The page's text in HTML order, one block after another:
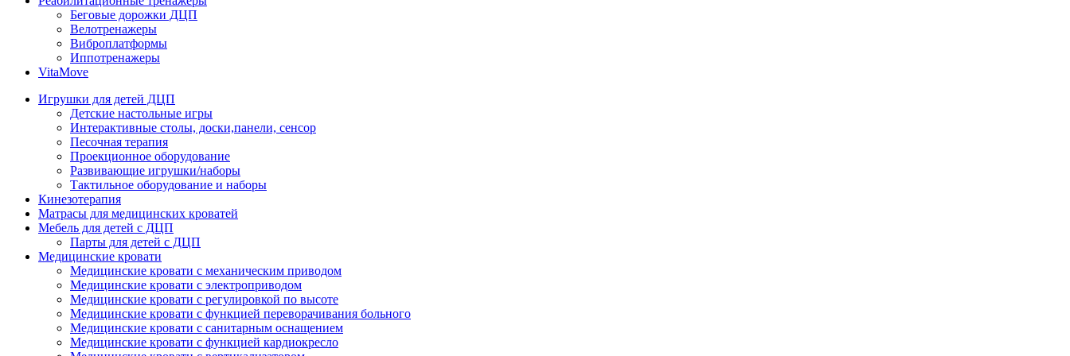
Беговые дорожки ДЦП
Велотренажеры
Виброплатформы
Иппотренажеры
VitaMove
Игрушки для детей ДЦП
Детские настольные игры
Интерактивные столы, доски,панели, сенсор
Песочная терапия
Проекционное оборудование
Развивающие игрушки/наборы
Тактильное оборудование и наборы
Кинезотерапия
Матрасы для медицинских кроватей
Мебель для детей с ДЦП
Парты для детей с ДЦП
Медицинские кровати
Медицинские кровати с механическим приводом
Медицинские кровати с электроприводом
Медицинские кровати с регулировкой по высоте
Медицинские кровати с функцией переворачивания больного
Медицинские кровати с санитарным оснащением
Медицинские кровати с функцией кардиокресло